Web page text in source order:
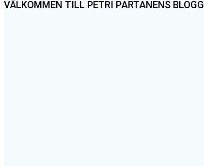
VÄLKOMMEN TILL PETRI PARTANENS BLOGG